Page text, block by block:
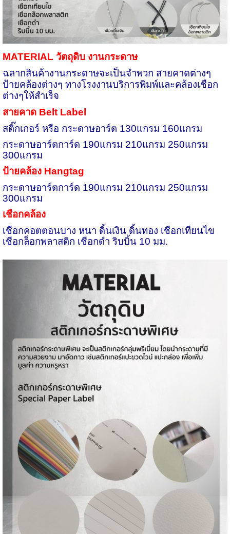
MATERIAL วัตถุดิบ งานกระดาษ
ฉลากสินค้างานกระดาษจะเป็นจำพวก สายคาดต่างๆ
ป้ายคล้องต่างๆ ทางโรงงานบริการพิมพ์และคล้องเชือก
ต่างๆให้สำเร็จ
สายคาด Belt Label
สติ๊กเกอร์ หรือ กระดาษอาร์ต 130แกรม 160แกรม
กระดาษอาร์ตการ์ด 190แกรม 210แกรม 250แกรม
300แกรม
ป้ายคล้อง Hangtag
กระดาษอาร์ตการ์ด 190แกรม 210แกรม 250แกรม
300แกรม
เชือกคล้อง
เชือกคอตตอนบาง หนา ดิ้นเงิน ดิ้นทอง เชือกเทียนไข
เชือกล็อกพลาสติก เชือกดำ ริบบิ้น 10 มม.